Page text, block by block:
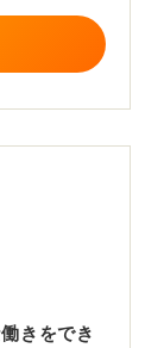
きをでき